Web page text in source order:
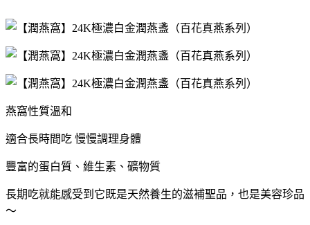
燕窩性質溫和
適合長時間吃 慢慢調理身體
豐富的蛋白質、維生素、礦物質
長期吃就能感受到它既是天然養生的滋補聖品，也是美容珍品
～